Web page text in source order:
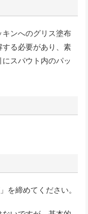
ンへのグリス塗布
る必要があり、素
スパウト内のパッ
を締めてください。